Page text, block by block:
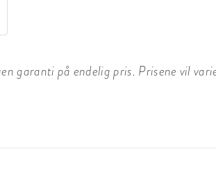
garanti på endelig pris. Prisene vil